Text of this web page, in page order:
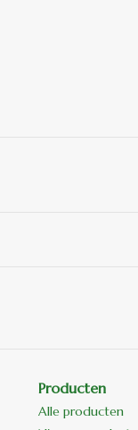
Producten
Alle producten